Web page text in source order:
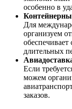
особенно в
Для
организуем
длительных
Если
можем
заказов.